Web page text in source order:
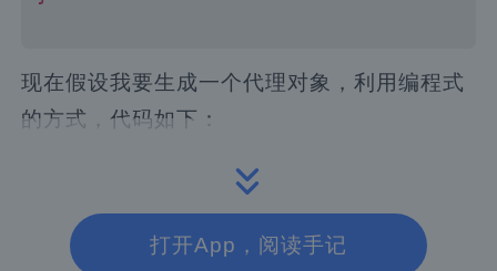
现在假设我要生成一个代理对象，利用编程式
的方式，代码如下：
ProxyFactory proxyFactory = new
proxyFactory.addAdvice(new
打开App，阅读手记